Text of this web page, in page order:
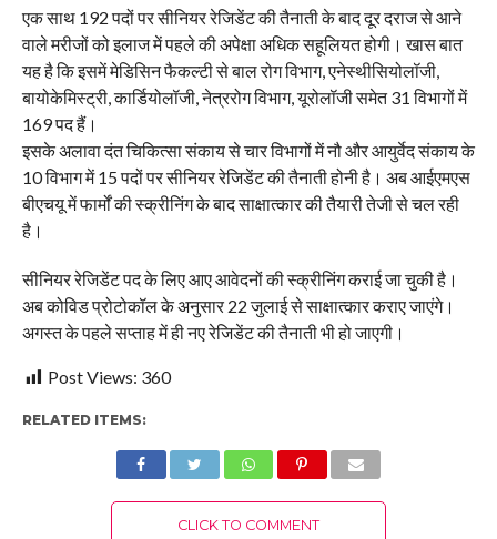
एक साथ 192 पदों पर सीनियर रेजिडेंट की तैनाती के बाद दूर दराज से आने
वाले मरीजों को इलाज में पहले की अपेक्षा अधिक सहूलियत होगी। खास बात
यह है कि इसमें मेडिसिन फैकल्टी से बाल रोग विभाग, एनेस्थीसियोलॉजी,
बायोकेमिस्ट्री, कार्डियोलॉजी, नेत्ररोग विभाग, यूरोलॉजी समेत 31 विभागों में
169 पद हैं।
इसके अलावा दंत चिकित्सा संकाय से चार विभागों में नौ और आयुर्वेद संकाय के
10 विभाग में 15 पदों पर सीनियर रेजिडेंट की तैनाती होनी है। अब आईएमएस
बीएचयू में फार्मों की स्क्रीनिंग के बाद साक्षात्कार की तैयारी तेजी से चल रही
है।
सीनियर रेजिडेंट पद के लिए आए आवेदनों की स्क्रीनिंग कराई जा चुकी है।
अब कोविड प्रोटोकॉल के अनुसार 22 जुलाई से साक्षात्कार कराए जाएंगे।
अगस्त के पहले सप्ताह में ही नए रेजिडेंट की तैनाती भी हो जाएगी।
Post Views: 360
RELATED ITEMS:
CLICK TO COMMENT